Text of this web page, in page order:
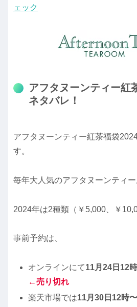
ェック
アフタヌーンティー紅
ネタバレ！
アフタヌーンティー紅茶福袋
す。
毎年大人気のアフタヌーンティ
2024年は2種類（￥5,000、￥
事前予約は、
オンラインにて11月24日12
←売り切れ
楽天市場では11月30日12時〜